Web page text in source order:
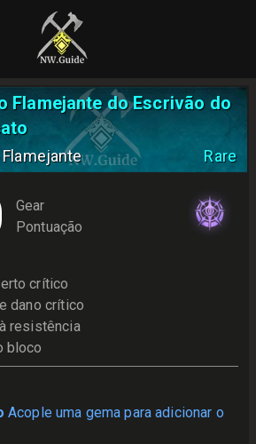
Flamejante do Escrivão do
Rare
Gear
Pontuação
crítico
dano crítico
resistência
bloco
Acople uma gema para adicionar o